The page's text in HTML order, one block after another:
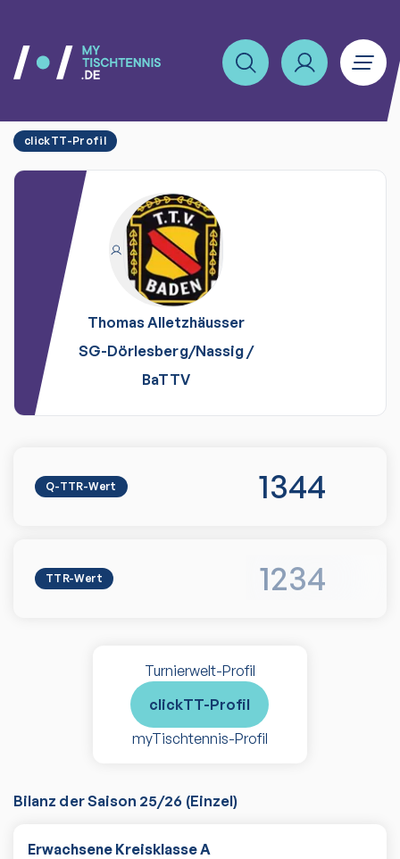
clickTT-Profil
Thomas Alletzhäusser
SG-Dörlesberg/Nassig /
BaTTV
Q-TTR-Wert 1344
TTR-Wert 1234
Turnierwelt-Profil
clickTT-Profil
myTischtennis-Profil
Bilanz der Saison 25/26 (Einzel)
Erwachsene Kreisklasse A